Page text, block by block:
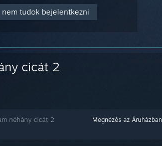
nem tudok bejelentkezni
cicát 2
Megnézés az Áruházban
néhány cicát 2